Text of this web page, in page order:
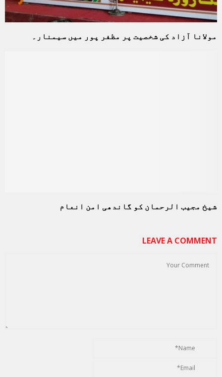
مولانا آزاد کی شخصیت پر مظفر پور میں سیمنار۔
شیخ مجیب الرحمان کو گاندھی امن انعام
LEAVE A COMMENT